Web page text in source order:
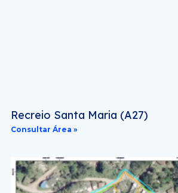
Recreio Santa Maria (A27)
Consultar Área »